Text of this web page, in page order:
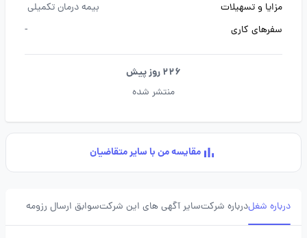
مزایا و تسهیلات
بیمه درمان تکمیلی
سفرهای کاری
-
226 روز پیش
منتشر شده
مقایسه من با سایر متقاضیان
درباره شغلدرباره شرکتسایر آگهی های این شرکتسوابق ارسال رزومه